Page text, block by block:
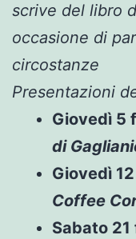
scrive del libro
occasione di
circostanze
Presentazioni
Giovedì 5
di
Giovedì
Coffee
Sabato